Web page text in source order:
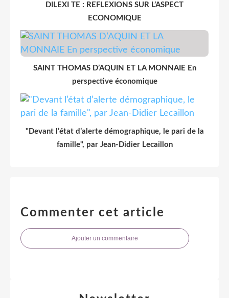
DILEXI TE : REFLEXIONS SUR L’ASPECT
ECONOMIQUE
SAINT THOMAS D’AQUIN ET LA MONNAIE En
perspective économique
"Devant l’état d’alerte démographique, le pari de la
famille", par Jean-Didier Lecaillon
Commenter cet article
Ajouter un commentaire